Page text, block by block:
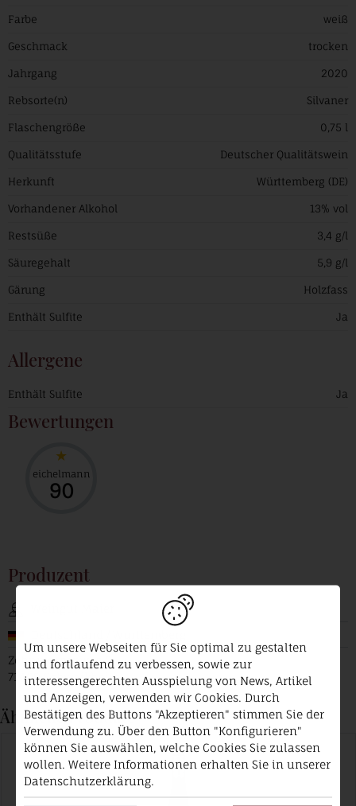
Farbe weiß
Geschmack trocken
Jahrgang 2020
Rebsorte(n) Silvaner
Flaschengröße 0,75 l
Qualitätsstufe Deutscher Qualitätswein
Herkunft Württemberg (DE)
Vorhandener Alkohol 13% vol
Restsüße 3,4 g/l
Säuregehalt 5,9 g/l
Gärung Holzfass
Enthält Sulfite Ja
Allergene
Enthält Sulfite Ja
Bewertungen
eichelmann
90
Produzent
Zehnmorgenweg 2
71409 Schwaikheim
Ähnliche Produkte
Um unsere Webseiten für Sie optimal zu gestalten
und fortlaufend zu verbessen, sowie zur
interessengerechten Ausspielung von News, Artikel
und Anzeigen, verwenden wir Cookies. Durch
Bestätigen des Buttons "Akzeptieren" stimmen Sie der
Verwendung zu. Über den Button "Konfigurieren"
können Sie auswählen, welche Cookies Sie zulassen
wollen. Weitere Informationen erhalten Sie in unserer
Datenschutzerklärung.